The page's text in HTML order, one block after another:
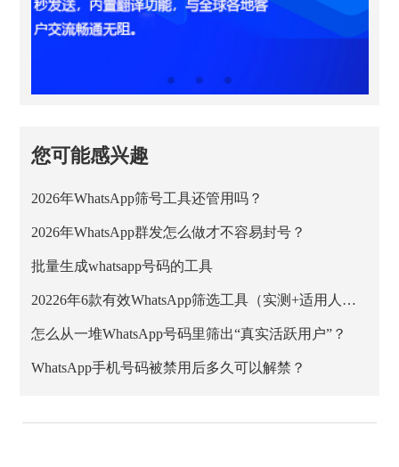
您可能感兴趣
2026年WhatsApp筛号工具还管用吗？
2026年WhatsApp群发怎么做才不容易封号？
批量生成whatsapp号码的工具
20226年6款有效WhatsApp筛选工具（实测+适用人群）
怎么从一堆WhatsApp号码里筛出“真实活跃用户”？
WhatsApp手机号码被禁用后多久可以解禁？